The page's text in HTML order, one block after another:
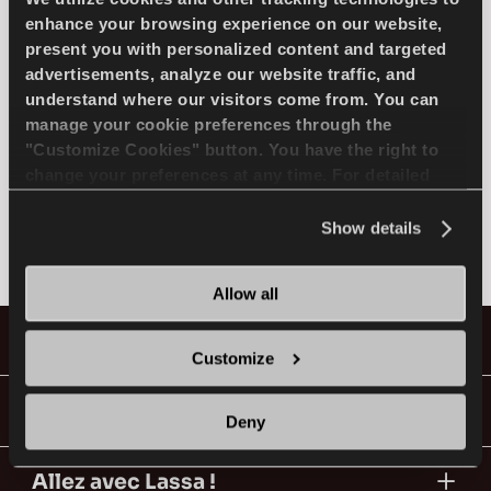
enhance your browsing experience on our website,
present you with personalized content and targeted
advertisements, analyze our website traffic, and
understand where our visitors come from. You can
manage your cookie preferences through the
"Customize Cookies" button. You have the right to
Show details
Allow all
Customize
Deny
FR
Allez avec Lassa !